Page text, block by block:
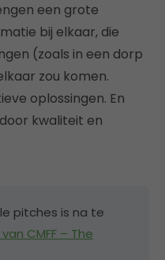
een grote
bij elkaar, die
(zoals in een dorp
zou komen.
oplossingen. En
kwaliteit en
pitches is na te
CMFF – The